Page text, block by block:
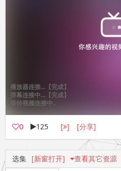
0 125 [ ] [分享]
选集 [新窗打开]
查看其它资源